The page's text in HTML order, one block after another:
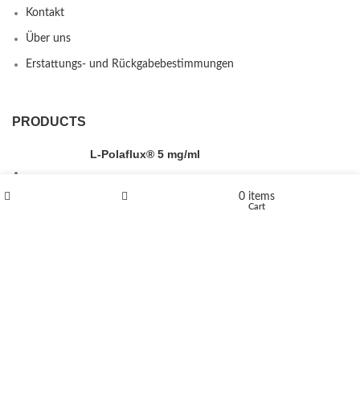
Kontakt
Über uns
Erstattungs- und Rückgabebestimmungen
PRODUCTS
L-Polaflux® 5 mg/ml
0 items
Cart